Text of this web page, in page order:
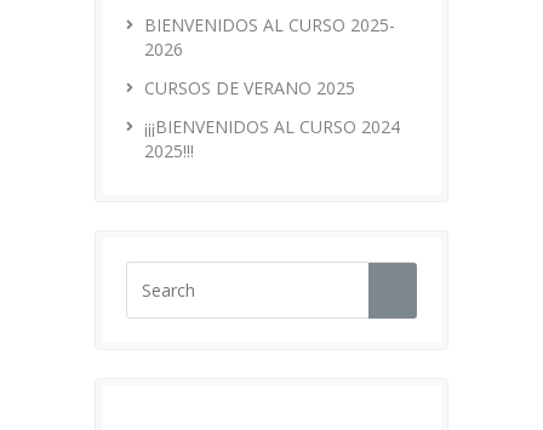
BIENVENIDOS AL CURSO 2025-
2026
CURSOS DE VERANO 2025
¡¡¡BIENVENIDOS AL CURSO 2024
2025!!!